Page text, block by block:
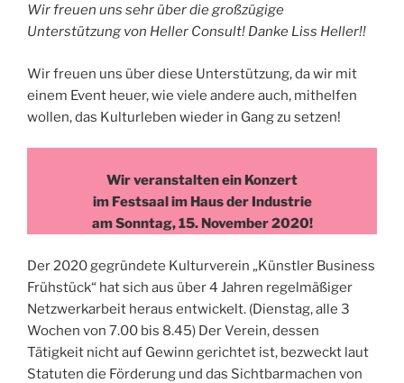
Wir freuen uns sehr über die großzügige
Unterstützung von Heller Consult! Danke Liss Heller!!
Wir freuen uns über diese Unterstützung, da wir mit
einem Event heuer, wie viele andere auch, mithelfen
wollen, das Kulturleben wieder in Gang zu setzen!
Wir veranstalten ein Konzert
im Festsaal im Haus der Industrie
am Sonntag, 15. November 2020!
Der 2020 gegründete Kulturverein „Künstler Business
Frühstück“ hat sich aus über 4 Jahren regelmäßiger
Netzwerkarbeit heraus entwickelt. (Dienstag, alle 3
Wochen von 7.00 bis 8.45) Der Verein, dessen
Tätigkeit nicht auf Gewinn gerichtet ist, bezweckt laut
Statuten die Förderung und das Sichtbarmachen von